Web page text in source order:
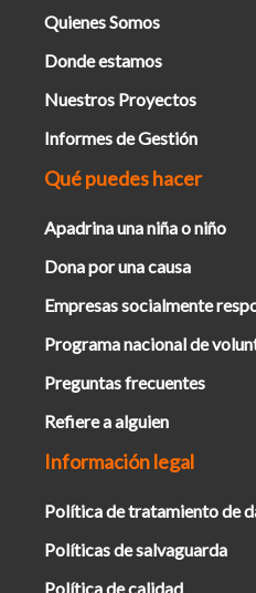
Quienes Somos
Donde estamos
Nuestros Proyectos
Informes de Gestión
Qué puedes hacer
Apadrina una niña o niño
Dona por una causa
Empresas socialmente
Programa nacional de
Preguntas frecuentes
Refiere a alguien
Información legal
Política de tratamiento de
Políticas de salvaguarda
Política de calidad